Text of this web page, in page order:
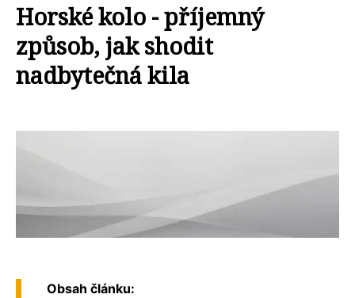
Horské kolo - příjemný
způsob, jak shodit
nadbytečná kila
Obsah článku: